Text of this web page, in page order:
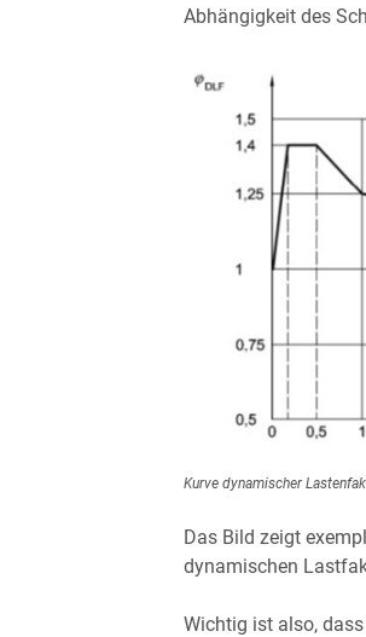
Abhängigkeit des
Kurve dynamischer
Das Bild zeigt
dynamischen
Wichtig ist also,